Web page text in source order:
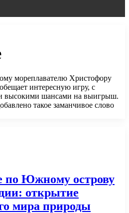
мореплавателю Христофору
интересную игру, с
высокими шансами на выигрыш.
такое заманчивое слово
по Южному острову
открытие
мира природы